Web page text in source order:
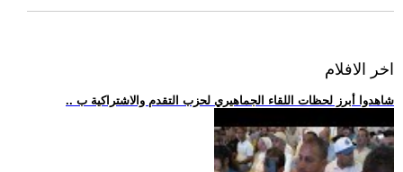
اخر الافلام
.. شاهدوا أبرز لحظات اللقاء الجماهيري لحزب التقدم والاشتراكية ب